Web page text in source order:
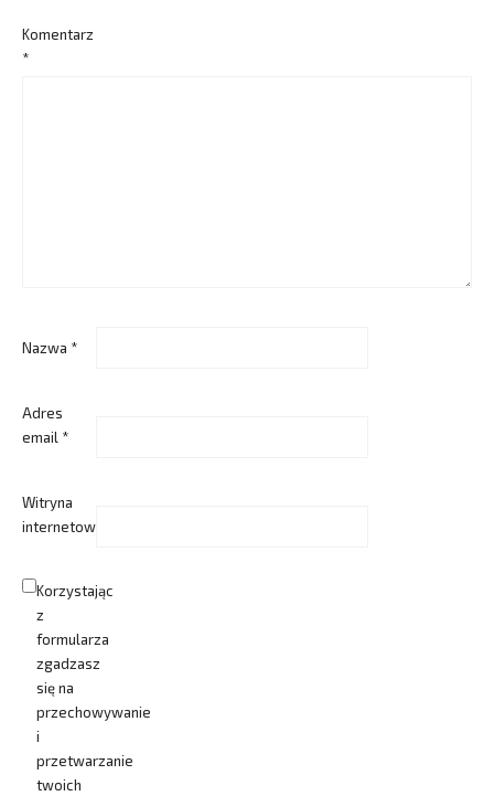
Komentarz
*
Nazwa *
Adres
email *
Witryna
internetowa
Korzystając
z
formularza
zgadzasz
się na
przechowywanie
i
przetwarzanie
twoich